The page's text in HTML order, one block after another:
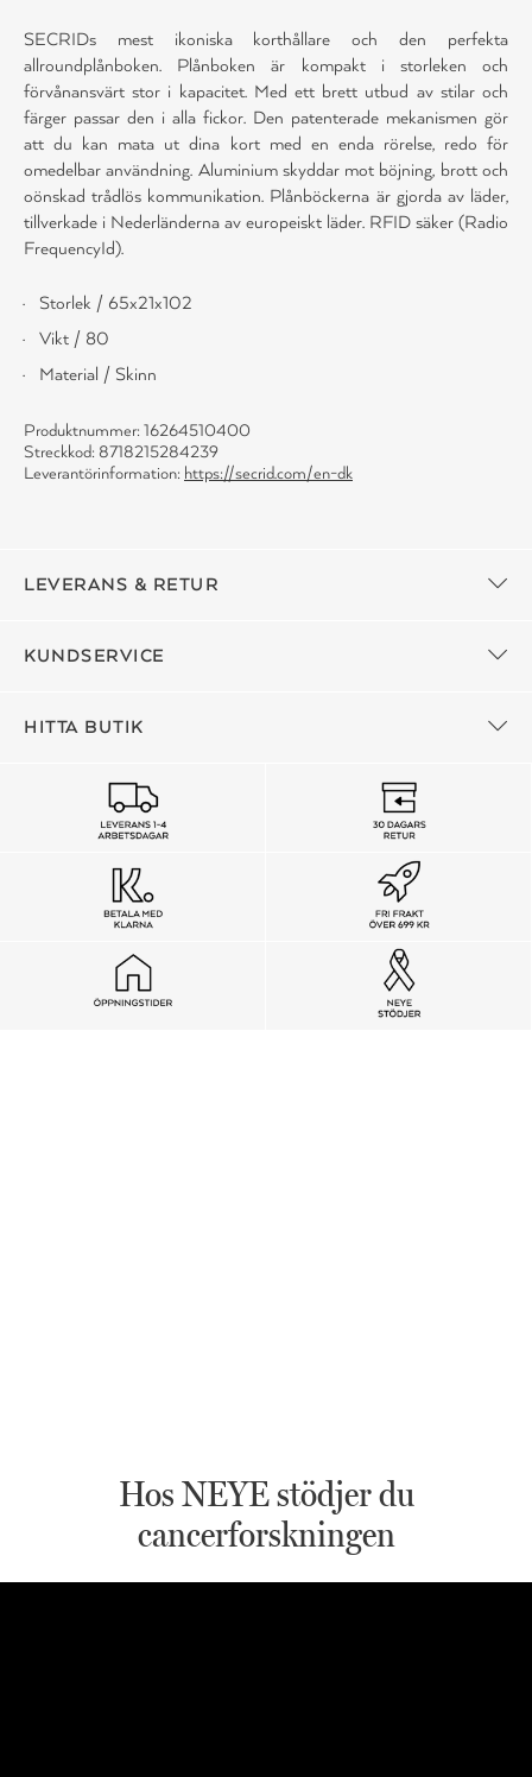
SECRIDs mest ikoniska korthållare och den perfekta
allroundplånboken. Plånboken är kompakt i storleken och
förvånansvärt stor i kapacitet. Med ett brett utbud av stilar och
färger passar den i alla fickor. Den patenterade mekanismen gör
att du kan mata ut dina kort med en enda rörelse, redo för
omedelbar användning. Aluminium skyddar mot böjning, brott och
oönskad trådlös kommunikation. Plånböckerna är gjorda av läder,
tillverkade i Nederländerna av europeiskt läder. RFID säker (Radio
FrequencyId).
Storlek / 65x21x102
Vikt / 80
Material / Skinn
Produktnummer: 16264510400
Streckkod: 8718215284239
Leverantörinformation: https://secrid.com/en-dk
LEVERANS & RETUR
KUNDSERVICE
HITTA BUTIK
Hos NEYE stödjer du
cancerforskningen